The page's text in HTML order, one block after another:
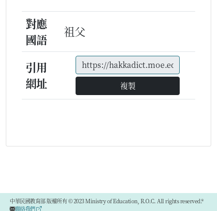
對應
國語
祖父
引用
網址
複製
中華民國教育部 版權所有 © 2023 Ministry of Education, R.O.C. All rights reserved.®
聯絡我們